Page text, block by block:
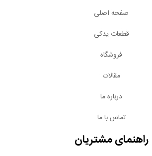
صفحه اصلی
قطعات یدکی
فروشگاه
مقالات
درباره ما
تماس با ما
راهنمای مشتریان